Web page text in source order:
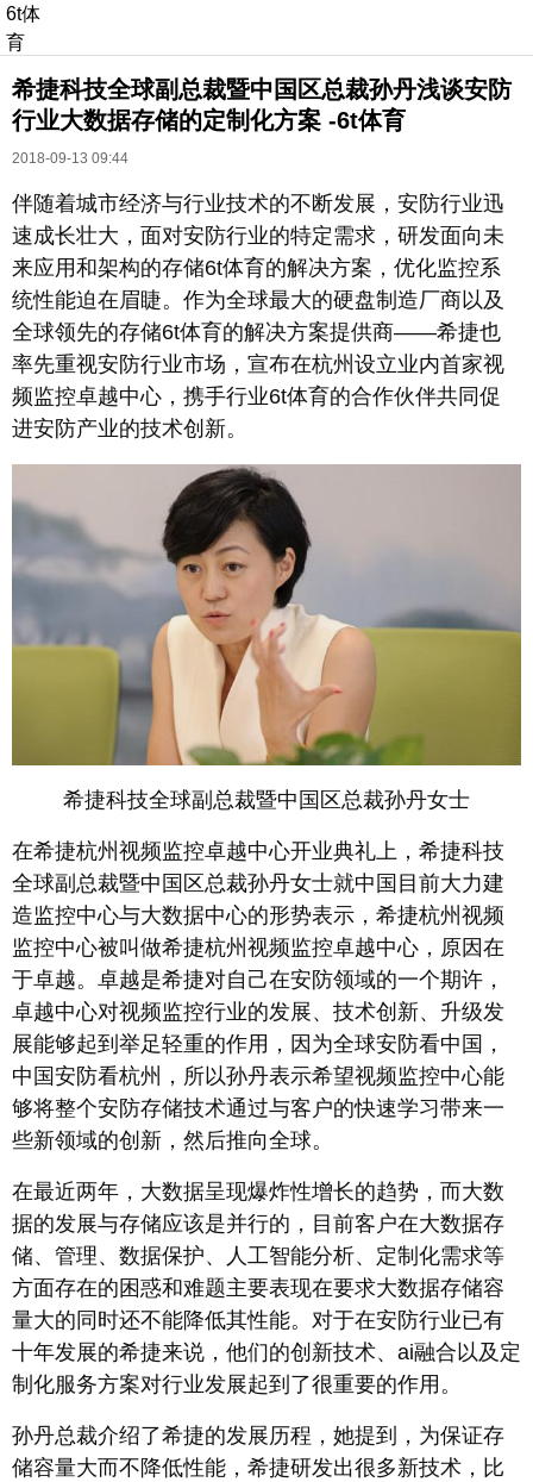
6t体
育
希捷科技全球副总裁暨中国区总裁孙丹浅谈安防
行业大数据存储的定制化方案 -6t体育
2018-09-13 09:44
伴随着城市经济与行业技术的不断发展，安防行业迅
速成长壮大，面对安防行业的特定需求，研发面向未
来应用和架构的存储6t体育的解决方案，优化监控系
统性能迫在眉睫。作为全球最大的硬盘制造厂商以及
全球领先的存储6t体育的解决方案提供商——希捷也
率先重视安防行业市场，宣布在杭州设立业内首家视
频监控卓越中心，携手行业6t体育的合作伙伴共同促
进安防产业的技术创新。
希捷科技全球副总裁暨中国区总裁孙丹女士
在希捷杭州视频监控卓越中心开业典礼上，希捷科技
全球副总裁暨中国区总裁孙丹女士就中国目前大力建
造监控中心与大数据中心的形势表示，希捷杭州视频
监控中心被叫做希捷杭州视频监控卓越中心，原因在
于卓越。卓越是希捷对自己在安防领域的一个期许，
卓越中心对视频监控行业的发展、技术创新、升级发
展能够起到举足轻重的作用，因为全球安防看中国，
中国安防看杭州，所以孙丹表示希望视频监控中心能
够将整个安防存储技术通过与客户的快速学习带来一
些新领域的创新，然后推向全球。
在最近两年，大数据呈现爆炸性增长的趋势，而大数
据的发展与存储应该是并行的，目前客户在大数据存
储、管理、数据保护、人工智能分析、定制化需求等
方面存在的困惑和难题主要表现在要求大数据存储容
量大的同时还不能降低其性能。对于在安防行业已有
十年发展的希捷来说，他们的创新技术、ai融合以及定
制化服务方案对行业发展起到了很重要的作用。
孙丹总裁介绍了希捷的发展历程，她提到，为保证存
储容量大而不降低性能，希捷研发出很多新技术，比
长按识别二维码
进入ofweek阅读全文